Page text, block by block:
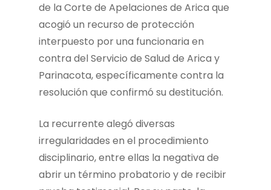
de la Corte de Apelaciones de Arica que
acogió un recurso de protección
interpuesto por una funcionaria en
contra del Servicio de Salud de Arica y
Parinacota, específicamente contra la
resolución que confirmó su destitución.
La recurrente alegó diversas
irregularidades en el procedimiento
disciplinario, entre ellas la negativa de
abrir un término probatorio y de recibir